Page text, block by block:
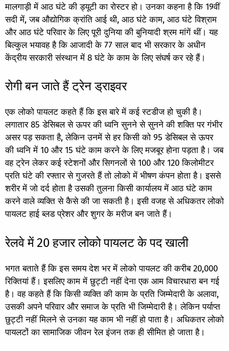
मालगाड़ी में आठ घंटे की ड्यूटी का रोस्टर हो। उनका कहना है कि 19वीं
सदी में, जब औद्योगिक क्रांति आई थी, आठ घंटे काम, आठ घंटे विश्राम
और आठ घंटे परिवार के लिए पूरी दुनिया की बुनियादी श्रम मांगें थीं। यह
बिल्कुल भयावह है कि आजादी के 77 साल बाद भी सरकार के अधीन
केंद्रीय सरकारी संस्थान में 8 घंटे के काम के लिए संघर्ष कर रहे हैं।
रोगी बन जाते हैं ट्रेन ड्राइवर
एक लोको पायलट कहते हैं कि इस बारे में कई स्टडीज हो चुकी है।
लगातार 85 डेसिबल से ऊपर की ध्वनि सुनने से सुनने की शक्ति पर गंभीर
असर पड़ सकता है, लेकिन उनमें से हर किसी को 95 डेसिबल से ऊपर
की ध्वनि में 10 और 15 घंटे काम करने के लिए मजबूर होना पड़ता है। जब
वह ट्रेन लेकर कई स्टेशनों और सिगनलों से 100 और 120 किलोमीटर
प्रति घंटे की रफ्तार से गुजरते हैं तो लोको में भीषण कंपन होता है। इससे
शरीर में जो दर्द होता है उसकी तुलना किसी कार्यालय में आठ घंटे काम
करने वाले व्यक्ति से कैसे की जा सकती है। इसी वजह से अधिकतर लोको
पायलट हाई ब्लड प्रेशर और शुगर के मरीज बन जाते हैं।
रेलवे में 20 हजार लोको पायलट के पद खाली
भगत बताते हैं कि इस समय देश भर में लोको पायलट की करीब 20,000
रिक्तियां हैं। इसलिए काम में छुट्टी नहीं देना एक आम विचारधारा बन गई
है। वह कहते हैं कि किसी व्यक्ति की काम के प्रति जिम्मेदारी के अलावा,
उसकी अपने परिवार और समाज के प्रति भी जिम्मेदारी है। लेकिन पर्याप्त
छुट्टी नहीं मिलने से उनका यह काम भी नहीं हो पाता है। अधिकतर लोको
पायलटों का सामाजिक जीवन रेल इंजन तक ही सीमित हो जाता है।